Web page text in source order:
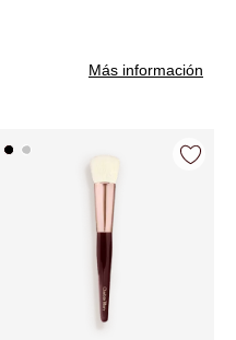
Más información